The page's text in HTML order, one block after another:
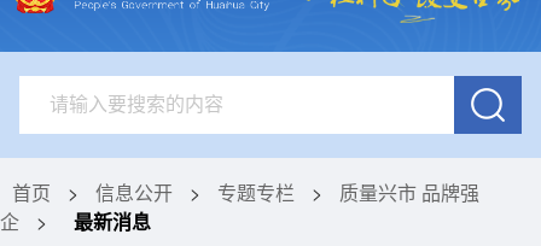
首页 > 信息公开 > 专题专栏 >
质量兴市 品牌强
企
> 最新消息